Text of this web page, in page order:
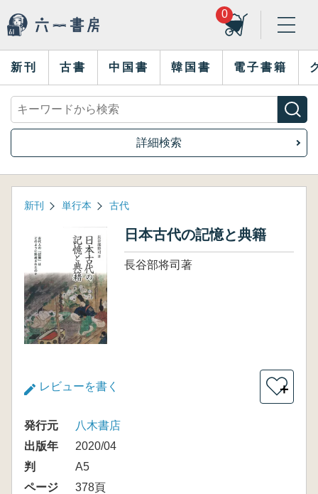
0
新刊 古書 中国書 韓国書 電子書籍
詳細検索
新刊 単行本 古代
日本古代の記憶と典籍
長谷部将司著
レビューを書く ＋
発行元
八木書店
出版年
2020/04
判
A5
ページ
378頁